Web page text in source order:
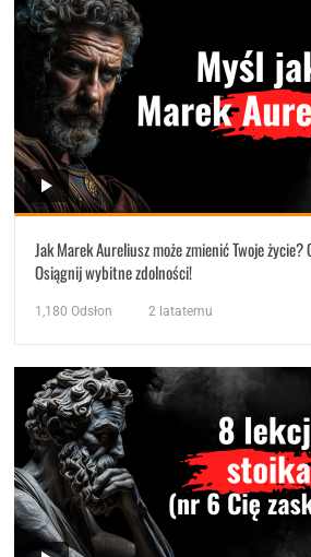
Jak Marek Aureliusz może zmienić Twoje życie?
Osiągnij wybitne zdolności!
1,180 Odsłon 2 latatemu